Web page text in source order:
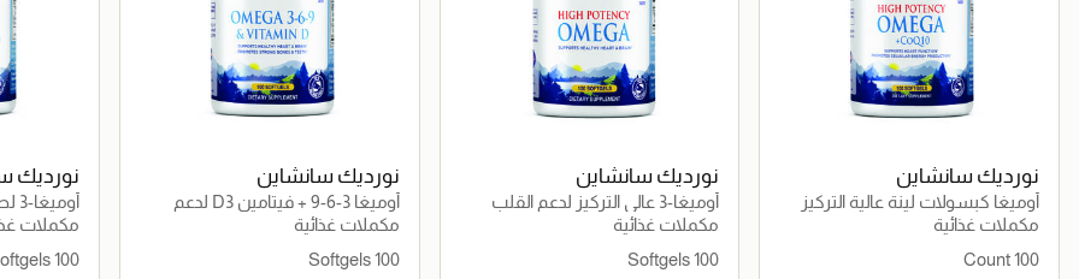
نورديك سانشاين
أوميغا كبسولات لينة عالية التركيز
لدعم القلب والدماغ والطاقة
مكملات غذائية
100 Count
نورديك سانشاين
أوميغا-3 عالي التركيز لدعم القلب
والدماغ والمفاصل والبشرة
مكملات غذائية
100 Softgels
نورديك سانشاين
أوميغا 3-6-9 + فيتامين D3 لدعم
القلب والمفاصل والبشرة
والهرمونات، بنكهة الليمون
مكملات غذائية
100 Softgels
نورديك
مكملات
100 Softgels